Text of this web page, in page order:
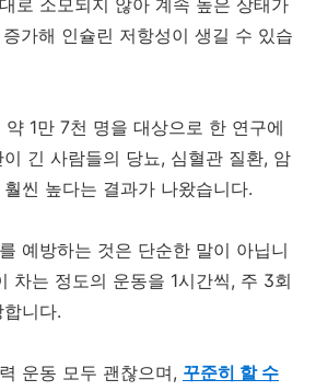
로 소모되지 않아 계속 높은 상태가
가해 인슐린 저항성이 생길 수 있습
1만 7천 명을 대상으로 한 연구에
긴 사람들의 당뇨, 심혈관 질환, 암
씬 높다는 결과가 나왔습니다.
예방하는 것은 단순한 말이 아닙니
차는 정도의 운동을 1시간씩, 주 3회
니다.
운동 모두 괜찮으며, 꾸준히 할 수